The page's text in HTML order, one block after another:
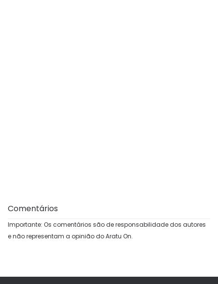
Comentários
Importante: Os comentários são de responsabilidade dos autores
e não representam a opinião do Aratu On.